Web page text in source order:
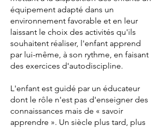
équipement adapté dans un
environnement favorable et en leur
laissant le choix des activités qu'ils
souhaitent réaliser, l'enfant apprend
par lui-même, à son rythme, en faisant
des exercices d'autodiscipline.
L'enfant est guidé par un éducateur
dont le rôle n'est pas d'enseigner des
connaissances mais de « savoir
apprendre ». Un siècle plus tard, plus